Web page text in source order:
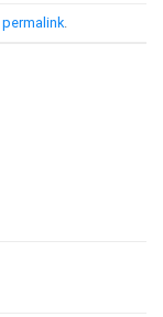
permalink